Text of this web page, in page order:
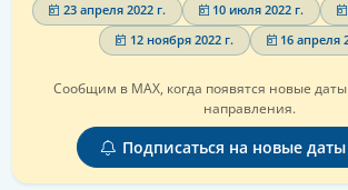
23 апреля 2022 г. 10 июля 2022 г.
12 ноября 2022 г.
16 апреля
Сообщим в MAX, когда появятся новые даты
направления.
Подписаться на новые даты